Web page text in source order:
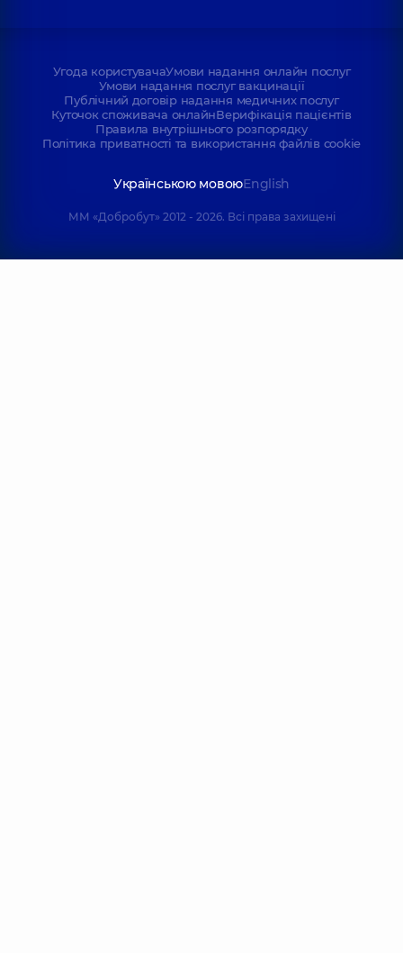
Угода користувачаУмови надання онлайн послуг
Умови надання послуг вакцинації
Публічний договір надання медичних послуг
Куточок споживача онлайнВерифікація пацієнтів
Правила внутрішнього розпорядку
Політика приватності та використання файлів cookie
Українською мовоюEnglish
ММ «Добробут» 2012 - 2026. Всі права захищені